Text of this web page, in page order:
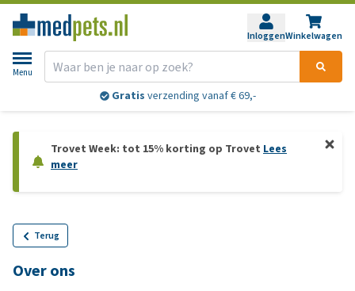
InloggenWinkelwagen
Menu
Gratis verzending vanaf € 69,-
Trovet Week: tot 15% korting op Trovet Lees
meer
Terug
Over ons